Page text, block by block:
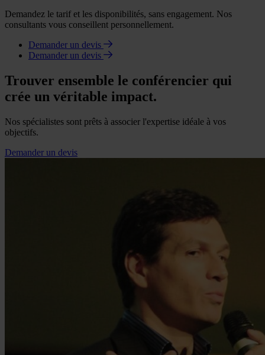
Demandez le tarif et les disponibilités, sans engagement. Nos
consultants vous conseillent personnellement.
Demander un devis
Demander un devis
Trouver ensemble le conférencier qui
crée un véritable impact.
Nos spécialistes sont prêts à associer l'expertise idéale à vos
objectifs.
Demander un devis